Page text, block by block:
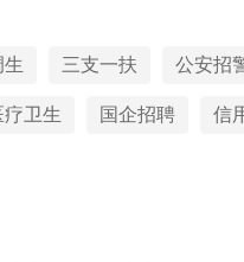
生 三支一扶 公安招
疗卫生 国企招聘 信